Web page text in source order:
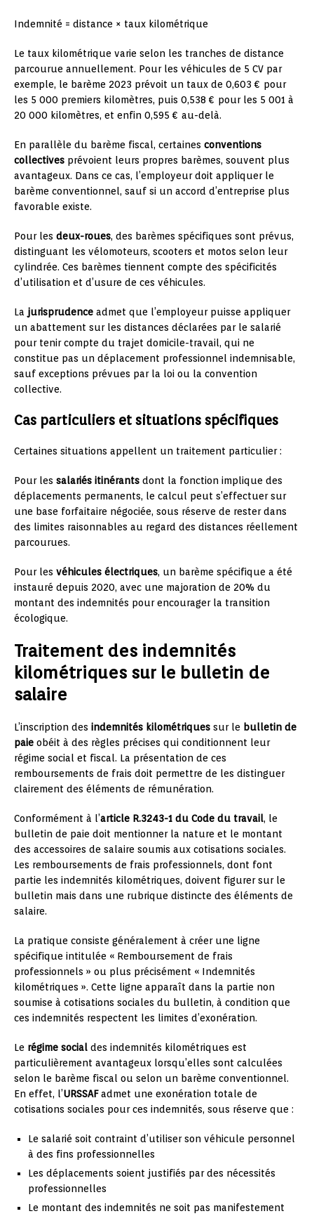
Indemnité = distance × taux kilométrique
Le taux kilométrique varie selon les tranches de distance
parcourue annuellement. Pour les véhicules de 5 CV par
exemple, le barème 2023 prévoit un taux de 0,603 € pour
les 5 000 premiers kilomètres, puis 0,538 € pour les 5 001 à
20 000 kilomètres, et enfin 0,595 € au-delà.
En parallèle du barème fiscal, certaines conventions
collectives prévoient leurs propres barèmes, souvent plus
avantageux. Dans ce cas, l’employeur doit appliquer le
barème conventionnel, sauf si un accord d’entreprise plus
favorable existe.
Pour les deux-roues, des barèmes spécifiques sont prévus,
distinguant les vélomoteurs, scooters et motos selon leur
cylindrée. Ces barèmes tiennent compte des spécificités
d’utilisation et d’usure de ces véhicules.
La jurisprudence admet que l’employeur puisse appliquer
un abattement sur les distances déclarées par le salarié
pour tenir compte du trajet domicile-travail, qui ne
constitue pas un déplacement professionnel indemnisable,
sauf exceptions prévues par la loi ou la convention
collective.
Cas particuliers et situations spécifiques
Certaines situations appellent un traitement particulier :
Pour les salariés itinérants dont la fonction implique des
déplacements permanents, le calcul peut s’effectuer sur
une base forfaitaire négociée, sous réserve de rester dans
des limites raisonnables au regard des distances réellement
parcourues.
Pour les véhicules électriques, un barème spécifique a été
instauré depuis 2020, avec une majoration de 20% du
montant des indemnités pour encourager la transition
écologique.
Traitement des indemnités
kilométriques sur le bulletin de
salaire
L’inscription des indemnités kilométriques sur le bulletin de
paie obéit à des règles précises qui conditionnent leur
régime social et fiscal. La présentation de ces
remboursements de frais doit permettre de les distinguer
clairement des éléments de rémunération.
Conformément à l’article R.3243-1 du Code du travail, le
bulletin de paie doit mentionner la nature et le montant
des accessoires de salaire soumis aux cotisations sociales.
Les remboursements de frais professionnels, dont font
partie les indemnités kilométriques, doivent figurer sur le
bulletin mais dans une rubrique distincte des éléments de
salaire.
La pratique consiste généralement à créer une ligne
spécifique intitulée « Remboursement de frais
professionnels » ou plus précisément « Indemnités
kilométriques ». Cette ligne apparaît dans la partie non
soumise à cotisations sociales du bulletin, à condition que
ces indemnités respectent les limites d’exonération.
Le régime social des indemnités kilométriques est
particulièrement avantageux lorsqu’elles sont calculées
selon le barème fiscal ou selon un barème conventionnel.
En effet, l’URSSAFadmet une exonération totale de
cotisations sociales pour ces indemnités, sous réserve que :
Le salarié soit contraint d’utiliser son véhicule personnel
à des fins professionnelles
Les déplacements soient justifiés par des nécessités
professionnelles
Le montant des indemnités ne soit pas manifestement